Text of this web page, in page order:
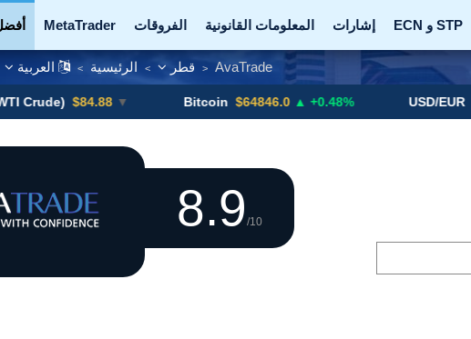
أفضل MetaTrader الفروقات المعلومات القانونية إشارات ECN و STP
أزواج العملات الترقيات أعلمني! بورصة العملات المشفرة
قطر > الرئيسية > العربية > AvaTrade
$84.88 ▼ $64846.0 ▲ +0.48% USD/EUR €0.8793
8.9 /10